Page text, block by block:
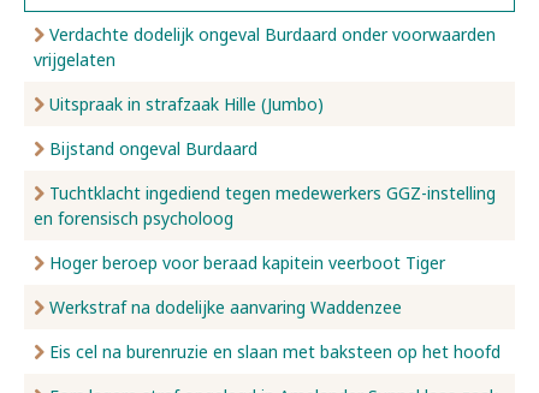
Verdachte dodelijk ongeval Burdaard onder voorwaarden
vrijgelaten
Uitspraak in strafzaak Hille (Jumbo)
Bijstand ongeval Burdaard
Tuchtklacht ingediend tegen medewerkers GGZ-instelling
en forensisch psycholoog
Hoger beroep voor beraad kapitein veerboot Tiger
Werkstraf na dodelijke aanvaring Waddenzee
Eis cel na burenruzie en slaan met baksteen op het hoofd